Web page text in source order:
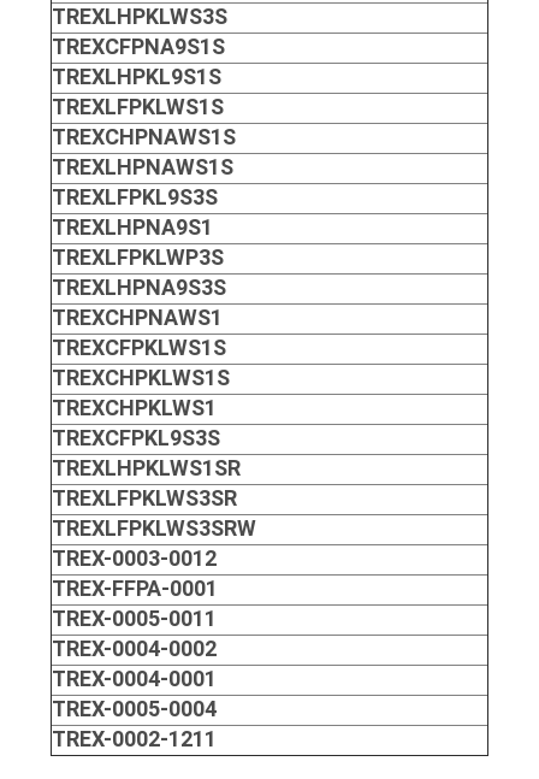
TREXLHPKLWS3S
TREXCFPNA9S1S
TREXLHPKL9S1S
TREXLFPKLWS1S
TREXCHPNAWS1S
TREXLHPNAWS1S
TREXLFPKL9S3S
TREXLHPNA9S1
TREXLFPKLWP3S
TREXLHPNA9S3S
TREXCHPNAWS1
TREXCFPKLWS1S
TREXCHPKLWS1S
TREXCHPKLWS1
TREXCFPKL9S3S
TREXLHPKLWS1SR
TREXLFPKLWS3SR
TREXLFPKLWS3SRW
TREX-0003-0012
TREX-FFPA-0001
TREX-0005-0011
TREX-0004-0002
TREX-0004-0001
TREX-0005-0004
TREX-0002-1211